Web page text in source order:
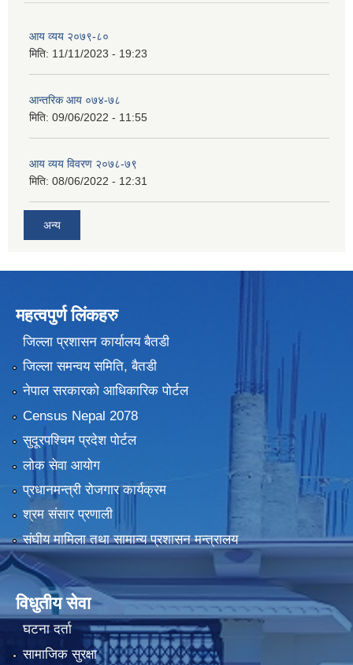
आय व्यय २०७९-८०
मिति: 11/11/2023 - 19:23
आन्तरिक आय ०७४-७८
मिति: 09/06/2022 - 11:55
आय व्यय विवरण २०७८-७९
मिति: 08/06/2022 - 12:31
अन्य
महत्वपुर्ण लिंकहरु
जिल्ला प्रशासन कार्यालय बैतडी
जिल्ला समन्वय समिति, बैतडी
नेपाल सरकारको आधिकारिक पोर्टल
Census Nepal 2078
सुदूरपश्चिम प्रदेश पोर्टल
लोक सेवा आयोग
प्रधानमन्त्री रोजगार कार्यक्रम
श्रम संसार प्रणाली
संघीय मामिला तथा सामान्य प्रशासन मन्त्रालय
विधुतीय सेवा
घटना दर्ता
सामाजिक सुरक्षा